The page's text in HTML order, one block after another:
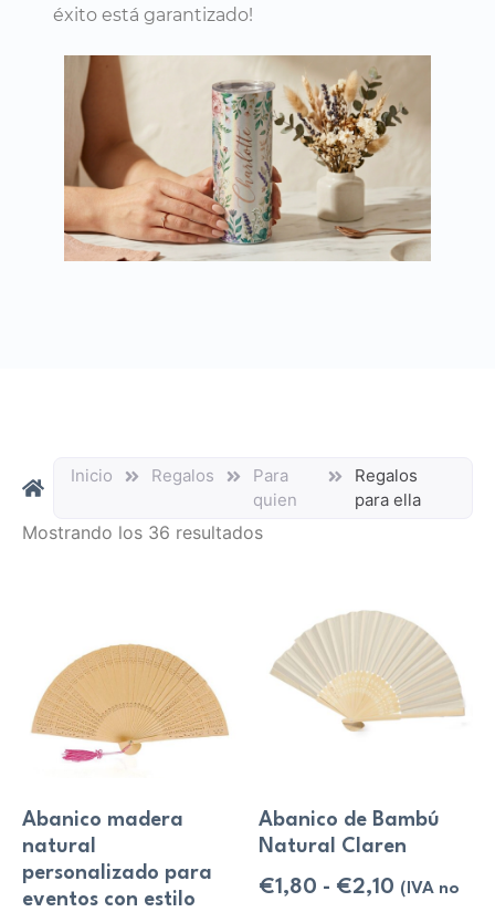
éxito está garantizado!
Inicio Regalos
Para
quien
Regalos
para ella
Mostrando los 36 resultados
Abanico madera
natural
personalizado para
eventos con estilo
Abanico de Bambú
Natural Claren
€1,80 - €2,10 (IVA no